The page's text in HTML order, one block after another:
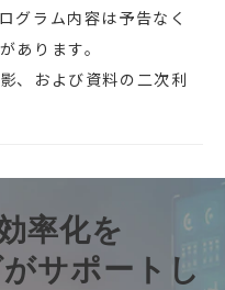
グラム内容は予告なく
あります。
、および資料の二次利
率化を
サポートし